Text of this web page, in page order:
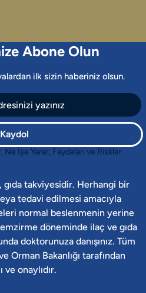
Abone Olun
ilk sizin haberiniz olsun.
Kaydol
takviyesidir. Herhangi bir
tedavi edilmesi amacıyla
normal beslenmenin yerine
döneminde ilaç ve gıda
doktorunuza danışınız. Tüm
Orman Bakanlığı tarafından
ve onaylıdır.